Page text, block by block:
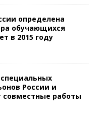
определена
обучающихся
в 2015 году
России и
совместные работы